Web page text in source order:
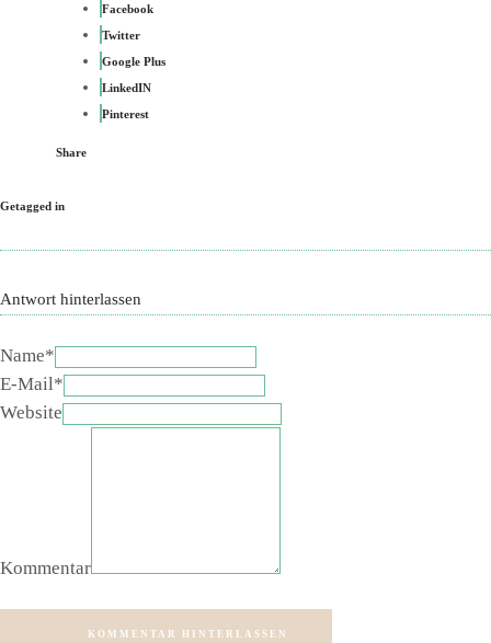
Facebook
Twitter
Google Plus
LinkedIN
Pinterest
Share
Getagged in
Antwort hinterlassen
Name*
E-Mail*
Website
Kommentar
KOMMENTAR HINTERLASSEN